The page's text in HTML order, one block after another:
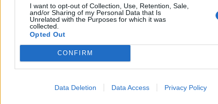
I want to opt-out of Collection, Use, Retention, Sale,
and/or Sharing of my Personal Data that Is
Unrelated with the Purposes for which it was
collected.
Opted Out
CONFIRM
Data Deletion Data Access Privacy Policy
Moskwa atakuje Nawrockiego. „Gdański